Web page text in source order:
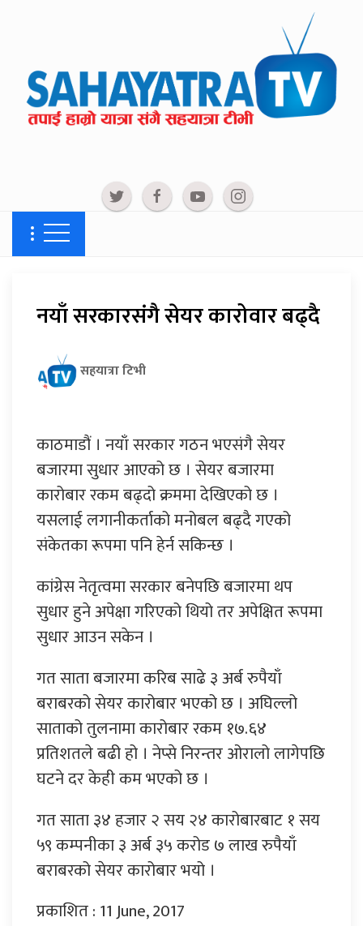
नयाँ सरकारसंगै सेयर कारोवार बढ्दै
सहयात्रा टिभी
काठमाडौं । नयाँ सरकार गठन भएसंगै सेयर
बजारमा सुधार आएको छ । सेयर बजारमा
कारोबार रकम बढ्दो क्रममा देखिएको छ ।
यसलाई लगानीकर्ताको मनोबल बढ्दै गएको
संकेतका रूपमा पनि हेर्न सकिन्छ ।
कांग्रेस नेतृत्वमा सरकार बनेपछि बजारमा थप
सुधार हुने अपेक्षा गरिएको थियो तर अपेक्षित रूपमा
सुधार आउन सकेन ।
गत साता बजारमा करिब साढे ३ अर्ब रुपैयाँ
बराबरको सेयर कारोबार भएको छ । अघिल्लो
साताको तुलनामा कारोबार रकम १७.६४
प्रतिशतले बढी हो । नेप्से निरन्तर ओरालो लागेपछि
घटने दर केही कम भएको छ ।
गत साता ३४ हजार २ सय २४ कारोबारबाट १ सय
५९ कम्पनीका ३ अर्ब ३५ करोड ७ लाख रुपैयाँ
बराबरको सेयर कारोबार भयो ।
प्रकाशित : 11 June, 2017